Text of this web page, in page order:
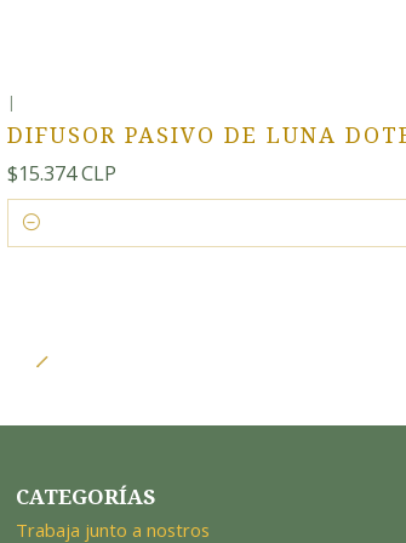
|
DIFUSOR PASIVO DE LUNA
$15.374 CLP
Cantidad
CATEGORÍAS
Trabaja junto a nostros